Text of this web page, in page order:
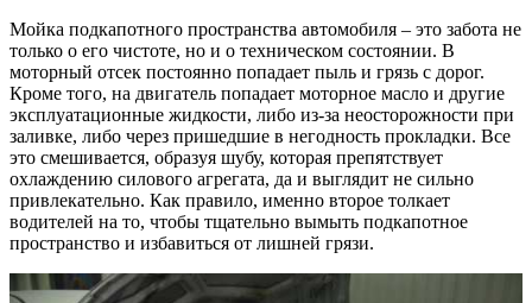
Мойка подкапотного пространства автомобиля – это забота не
только о его чистоте, но и о техническом состоянии. В
моторный отсек постоянно попадает пыль и грязь с дорог.
Кроме того, на двигатель попадает моторное масло и другие
эксплуатационные жидкости, либо из-за неосторожности при
заливке, либо через пришедшие в негодность прокладки. Все
это смешивается, образуя шубу, которая препятствует
охлаждению силового агрегата, да и выглядит не сильно
привлекательно. Как правило, именно второе толкает
водителей на то, чтобы тщательно вымыть подкапотное
пространство и избавиться от лишней грязи.